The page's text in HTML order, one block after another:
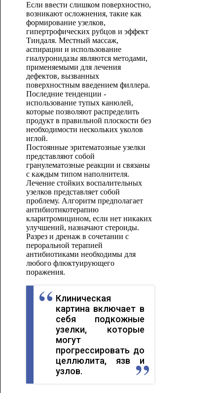
Если ввести слишком поверхностно,
возникают осложнения, такие как
формирование узелков,
гипертрофических рубцов и эффект
Тиндаля. Местный массаж,
аспирации и использование
гиалуронидазы являются методами,
применяемыми для лечения
дефектов, вызванных
поверхностным введением филлера.
Последние тенденции -
использование тупых канюлей,
которые позволяют распределить
продукт в правильной плоскости без
необходимости нескольких уколов
иглой.
Постоянные эритематозные узелки
представляют собой
гранулематозные реакции и связаны
с каждым типом наполнителя.
Лечение стойких воспалительных
узелков представляет собой
проблему. Алгоритм предполагает
антибиотикотерапию
кларитромицином, если нет никаких
улучшений, назначают стероиды.
Разрез и дренаж в сочетании с
пероральной терапией
антибиотиками необходимы для
любого флюктуирующего
поражения.
Клиническая
картина включает в
себя подкожные
узелки, которые
могут
прогрессировать до
целлюлита, язв и
узлов.